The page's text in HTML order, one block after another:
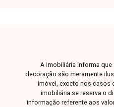
A Imobiliária informa
decoração são meramente
imóvel, exceto nos casos
imobiliária se reserva o
informação referente aos